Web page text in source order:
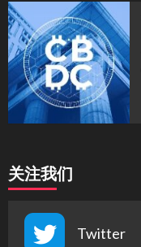
关注我们
Twitter